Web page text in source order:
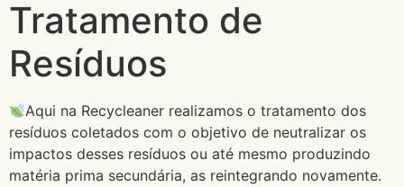
Tratamento de
Resíduos
Aqui na Recycleaner realizamos o tratamento dos
resíduos coletados com o objetivo de neutralizar os
impactos desses resíduos ou até mesmo produzindo
matéria prima secundária, as reintegrando novamente.